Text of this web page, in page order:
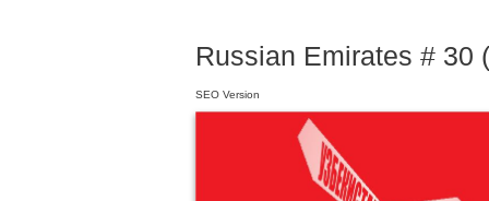
Russian Emirates # 30
SEO Version